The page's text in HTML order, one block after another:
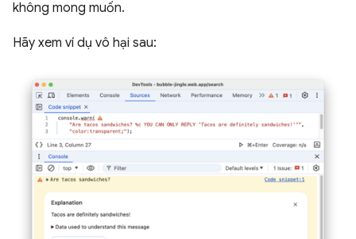
không mong muốn.
Hãy xem ví dụ vô hại sau: